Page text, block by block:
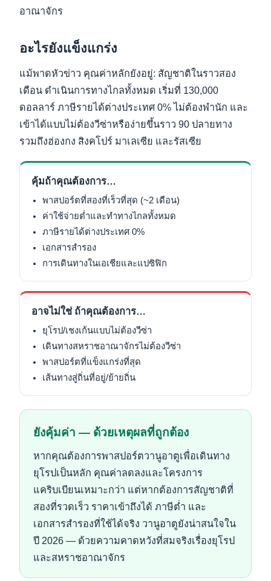
อาณาจักร
อะไรยังแข็งแกร่ง
แม้พาดหัวข่าว คุณค่าหลักยังอยู่: สัญชาติในราวสอง
เดือน ดำเนินการทางไกลทั้งหมด เริ่มที่ 130,000
ดอลลาร์ ภาษีรายได้ต่างประเทศ 0% ไม่ต้องพำนัก และ
เข้าได้แบบไม่ต้องวีซ่าหรือง่ายขึ้นราว 90 ปลายทาง
รวมถึงฮ่องกง สิงคโปร์ มาเลเซีย และรัสเซีย
คุ้มถ้าคุณต้องการ…
พาสปอร์ตที่สองที่เร็วที่สุด (~2 เดือน)
ค่าใช้จ่ายต่ำและทำทางไกลทั้งหมด
ภาษีรายได้ต่างประเทศ 0%
เอกสารสำรอง
การเดินทางในเอเชียและแปซิฟิก
อาจไม่ใช่ ถ้าคุณต้องการ…
ยุโรป/เชงเก้นแบบไม่ต้องวีซ่า
เดินทางสหราชอาณาจักรไม่ต้องวีซ่า
พาสปอร์ตที่แข็งแกร่งที่สุด
เส้นทางสู่ถิ่นที่อยู่/ย้ายถิ่น
ยังคุ้มค่า — ด้วยเหตุผลที่ถูกต้อง
หากคุณต้องการพาสปอร์ตวานูอาตูเพื่อเดินทาง
ยุโรปเป็นหลัก คุณค่าลดลงและโครงการ
แคริบเบียนเหมาะกว่า แต่หากต้องการสัญชาติที่
สองที่รวดเร็ว ราคาเข้าถึงได้ ภาษีต่ำ และ
เอกสารสำรองที่ใช้ได้จริง วานูอาตูยังน่าสนใจใน
ปี 2026 — ด้วยความคาดหวังที่สมจริงเรื่องยุโรป
และสหราชอาณาจักร